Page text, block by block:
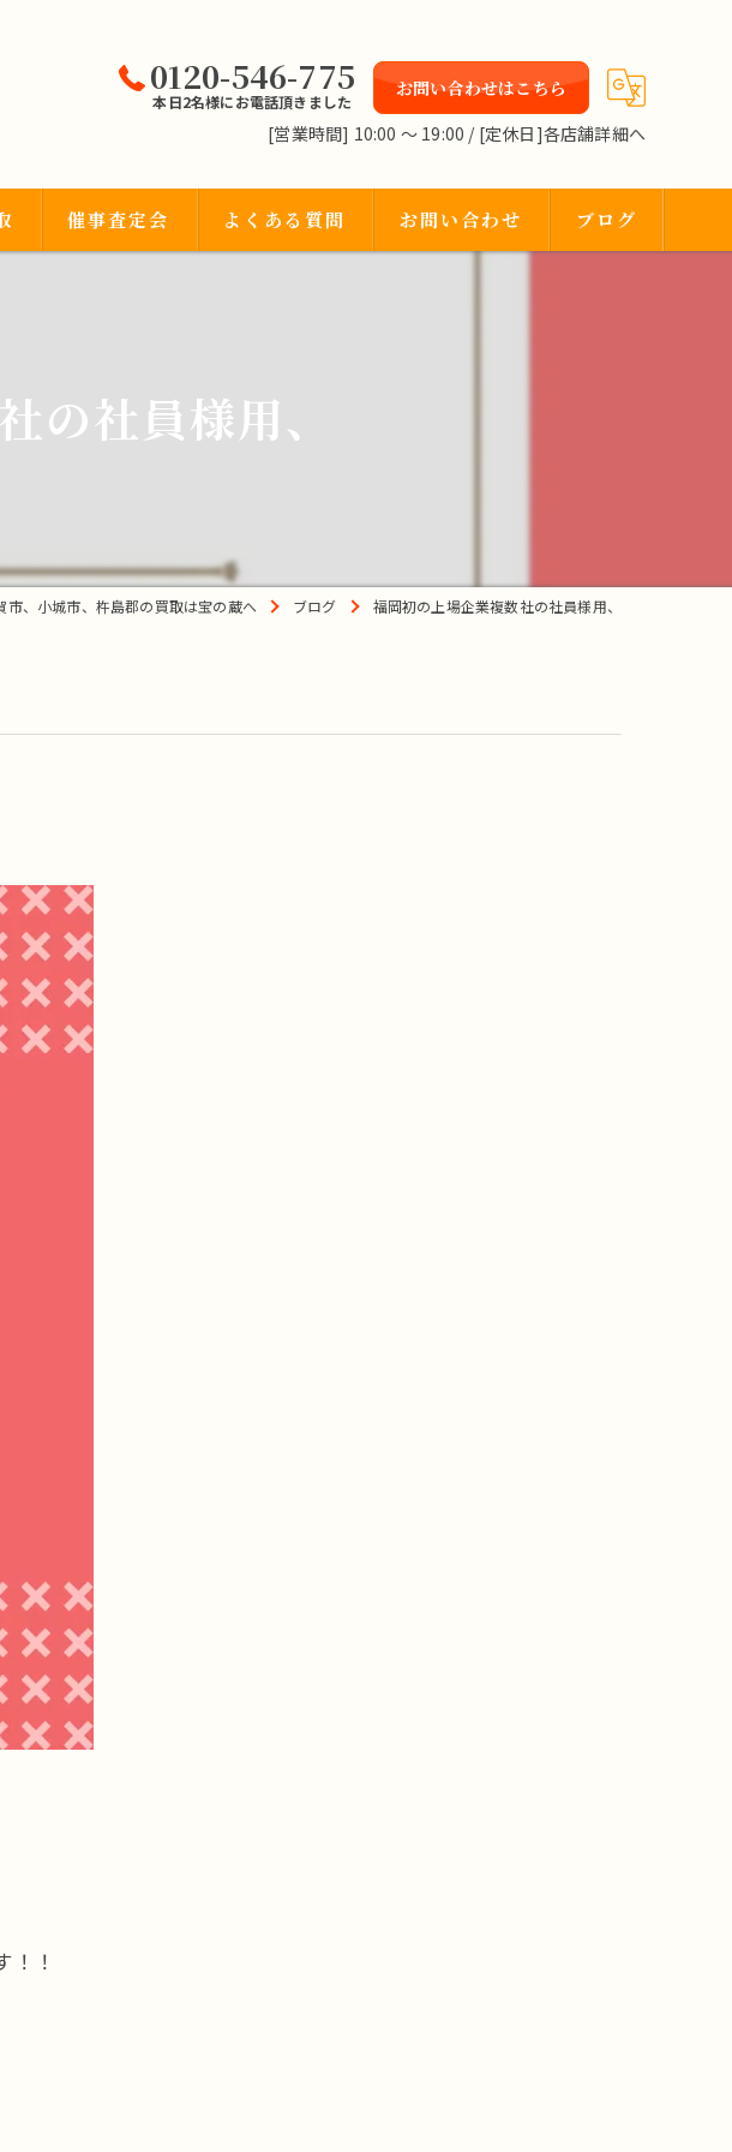
0120-546-775
本日2名様にお電話頂きました
お問い合わせはこちら
[営業時間] 10:00 〜 19:00 / [定休日]各店舗詳細へ
催事査定会 よくある質問 お問い合わせ ブログ
の社員様用、
市、小城市、杵島郡の買取は宝の蔵へ ブログ 福岡初の上場企業複数社の社員様用、
！！